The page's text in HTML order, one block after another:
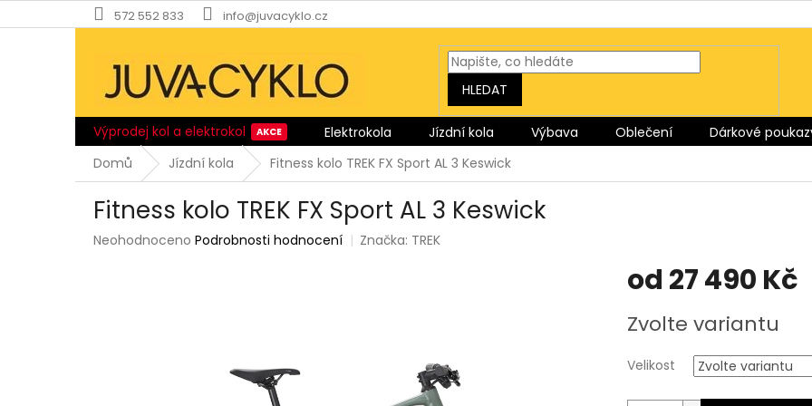
na
572 552 833 info@juvacyklo.cz
HLEDAT
Výprodej kol a elektrokol Elektrokola Jízdní kola Výbava Oblečení Dárkové
Domů
Jízdní kola Fitness kolo TREK FX Sport AL 3 Keswick
Fitness kolo TREK FX Sport AL 3 Keswick
Průměrné
Neohodnoceno Podrobnosti hodnocení Značka: TREK
od 27 490 Kč
cena:
Zvolte variantu
Velikost